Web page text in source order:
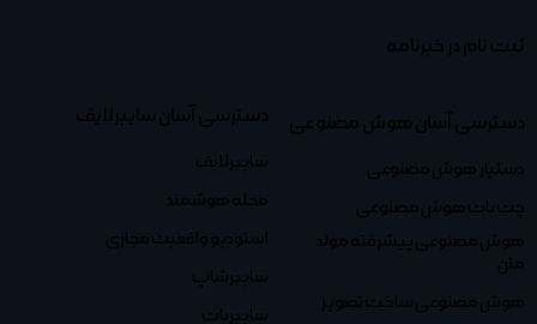
ثبت نام در خبرنامه
دسترسی آسان هوش مصنوعی
دستیار هوش مصنوعی
چت بات هوش مصنوعی
هوش مصنوعی پیشرفته مولد
متن
هوش مصنوعی ساخت تصویر
دسترسی آسان سایبرلایف
سایبرلایف
مجله هوشمند
استودیو واقعیت مجازی
سایبرشاپ
سایبربات